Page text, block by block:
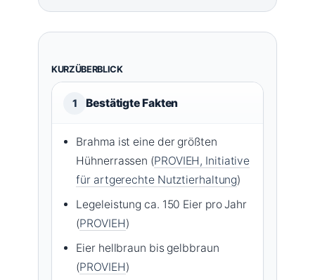
KURZÜBERBLICK
1 Bestätigte Fakten
Brahma ist eine der größten
Hühnerrassen (PROVIEH, Initiative
für artgerechte Nutztierhaltung)
Legeleistung ca. 150 Eier pro Jahr
(PROVIEH)
Eier hellbraun bis gelbbraun
(PROVIEH)